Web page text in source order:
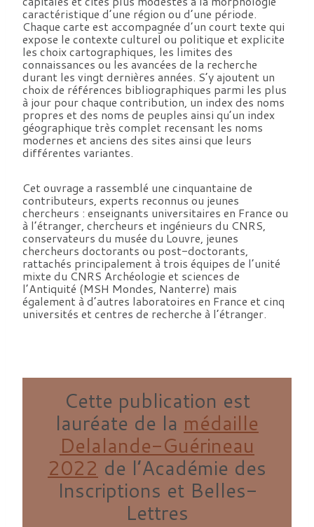
caractéristique d’une région ou d’une période.
Chaque carte est accompagnée d’un court texte qui
expose le contexte culturel ou politique et explicite
les choix cartographiques, les limites des
connaissances ou les avancées de la recherche
durant les vingt dernières années. S’y ajoutent un
choix de références bibliographiques parmi les plus
à jour pour chaque contribution, un index des noms
propres et des noms de peuples ainsi qu’un index
géographique très complet recensant les noms
modernes et anciens des sites ainsi que leurs
différentes variantes.
Cet ouvrage a rassemblé une cinquantaine de
contributeurs, experts reconnus ou jeunes
chercheurs : enseignants universitaires en France ou
à l’étranger, chercheurs et ingénieurs du CNRS,
conservateurs du musée du Louvre, jeunes
chercheurs doctorants ou post-doctorants,
rattachés principalement à trois équipes de l’unité
mixte du CNRS Archéologie et sciences de
l’Antiquité (MSH Mondes, Nanterre) mais
également à d’autres laboratoires en France et cinq
universités et centres de recherche à l’étranger.
Cette publication est
lauréate de la médaille
Delalande-Guérineau
2022 de l’Académie des
Inscriptions et Belles-
Lettres